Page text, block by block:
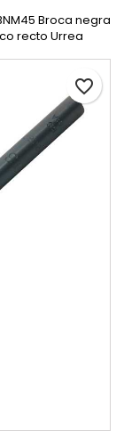
Broca negra
recto Urrea
favorite_border